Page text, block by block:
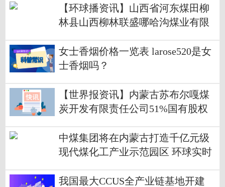
【环球播资讯】山西省河东煤田柳
林县山西柳林联盛哪哈沟煤业有限
女士香烟价格一览表 larose520是女
士香烟吗？
【世界报资讯】内蒙古苏布尔嘎煤
炭开发有限责任公司51%国有股权
中煤集团将在内蒙古打造千亿元级
现代煤化工产业示范园区 环球实时
我国最大CCUS全产业链基地开建